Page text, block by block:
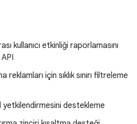
kullanıcı etkinliği raporlamasını
reklamları için sıklık sınırı filtreleme
yetkilendirmesini destekleme